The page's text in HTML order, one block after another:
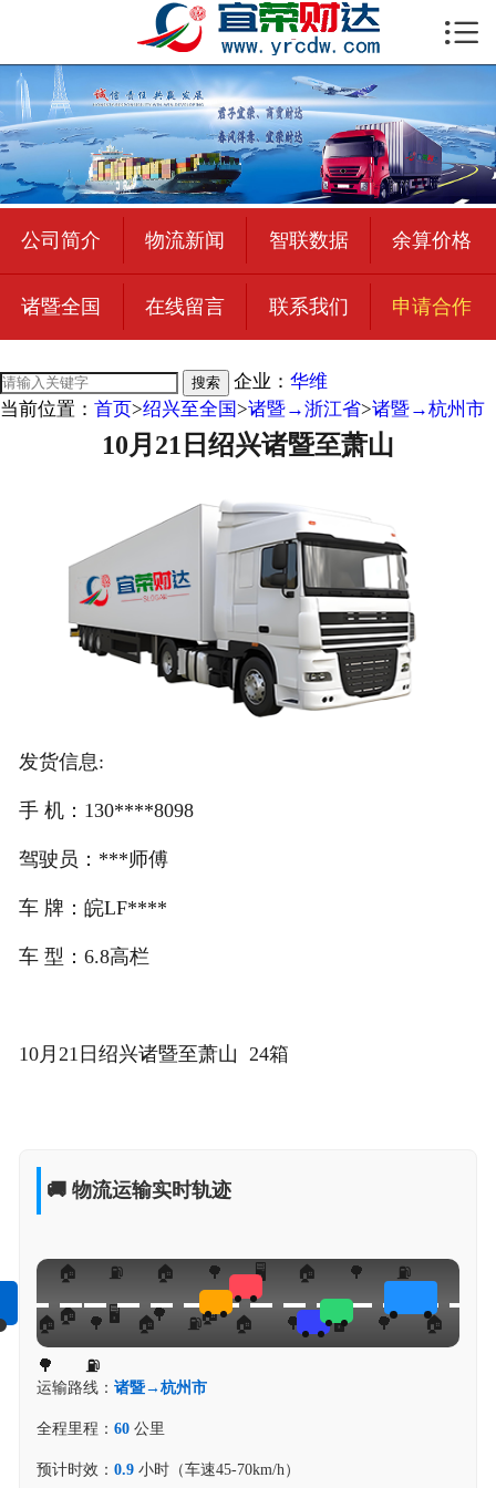
 首页
公司简介
物流新闻
绍兴至全国
合作加盟
宜荣智联
在线留言
注册
登录
在线礼佛

公司简介 物流新闻 智联数据 余算价格
诸暨全国 在线留言 联系我们 申请合作
搜索 企业： 华维
当前位置： 首页>绍兴至全国>诸暨→浙江省>诸暨→杭州市
10月21日绍兴诸暨至萧山
发货信息:
手 机：130****8098
驾驶员：***师傅
车 牌：皖LF****
车 型：6.8高栏
10月21日绍兴诸暨至萧山 24箱
🚚 物流运输实时轨迹
运输路线： 诸暨→杭州市
全程里程： 60公里
预计时效： 0.9小时（车速45-70km/h）